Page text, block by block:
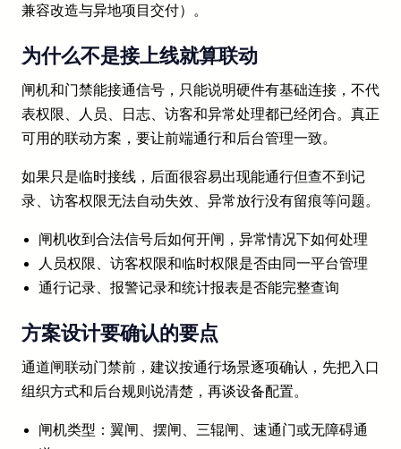
兼容改造与异地项目交付）。
为什么不是接上线就算联动
闸机和门禁能接通信号，只能说明硬件有基础连接，不代
表权限、人员、日志、访客和异常处理都已经闭合。真正
可用的联动方案，要让前端通行和后台管理一致。
如果只是临时接线，后面很容易出现能通行但查不到记
录、访客权限无法自动失效、异常放行没有留痕等问题。
闸机收到合法信号后如何开闸，异常情况下如何处理
人员权限、访客权限和临时权限是否由同一平台管理
通行记录、报警记录和统计报表是否能完整查询
方案设计要确认的要点
通道闸联动门禁前，建议按通行场景逐项确认，先把入口
组织方式和后台规则说清楚，再谈设备配置。
闸机类型：翼闸、摆闸、三辊闸、速通门或无障碍通